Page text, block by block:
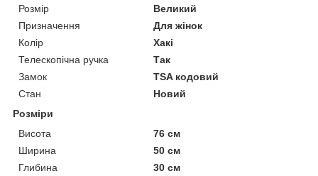
Розмір
Великий
Призначення
Для жінок
Колір
Хакі
Телескопічна ручка
Так
Замок
TSA кодовий
Стан
Новий
Розміри
Висота
76 см
Ширина
50 см
Глибина
30 см